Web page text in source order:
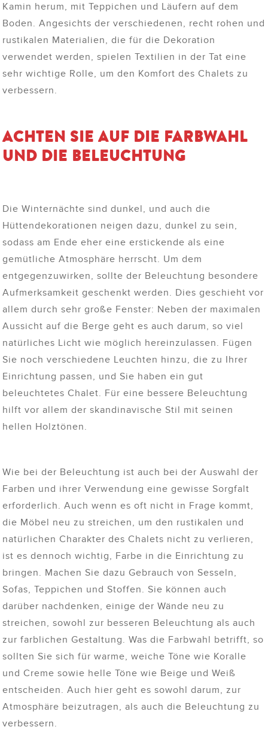
Kamin herum, mit Teppichen und Läufern auf dem
Boden. Angesichts der verschiedenen, recht rohen und
rustikalen Materialien, die für die Dekoration
verwendet werden, spielen Textilien in der Tat eine
sehr wichtige Rolle, um den Komfort des Chalets zu
verbessern.
ACHTEN SIE AUF DIE FARBWAHL
UND DIE BELEUCHTUNG
Die Winternächte sind dunkel, und auch die
Hüttendekorationen neigen dazu, dunkel zu sein,
sodass am Ende eher eine erstickende als eine
gemütliche Atmosphäre herrscht. Um dem
entgegenzuwirken, sollte der Beleuchtung besondere
Aufmerksamkeit geschenkt werden. Dies geschieht vor
allem durch sehr große Fenster: Neben der maximalen
Aussicht auf die Berge geht es auch darum, so viel
natürliches Licht wie möglich hereinzulassen. Fügen
Sie noch verschiedene Leuchten hinzu, die zu Ihrer
Einrichtung passen, und Sie haben ein gut
beleuchtetes Chalet. Für eine bessere Beleuchtung
hilft vor allem der skandinavische Stil mit seinen
hellen Holztönen.
Wie bei der Beleuchtung ist auch bei der Auswahl der
Farben und ihrer Verwendung eine gewisse Sorgfalt
erforderlich. Auch wenn es oft nicht in Frage kommt,
die Möbel neu zu streichen, um den rustikalen und
natürlichen Charakter des Chalets nicht zu verlieren,
ist es dennoch wichtig, Farbe in die Einrichtung zu
bringen. Machen Sie dazu Gebrauch von Sesseln,
Sofas, Teppichen und Stoffen. Sie können auch
darüber nachdenken, einige der Wände neu zu
streichen, sowohl zur besseren Beleuchtung als auch
zur farblichen Gestaltung. Was die Farbwahl betrifft, so
sollten Sie sich für warme, weiche Töne wie Koralle
und Creme sowie helle Töne wie Beige und Weiß
entscheiden. Auch hier geht es sowohl darum, zur
Atmosphäre beizutragen, als auch die Beleuchtung zu
verbessern.